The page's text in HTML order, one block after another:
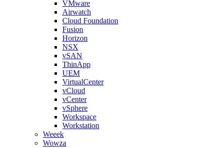
VMware
Airwatch
Cloud Foundation
Fusion
Horizon
NSX
vSAN
ThinApp
UEM
VirtualCenter
vCloud
vCenter
vSphere
Workspace
Workstation
Weeek
Wowza